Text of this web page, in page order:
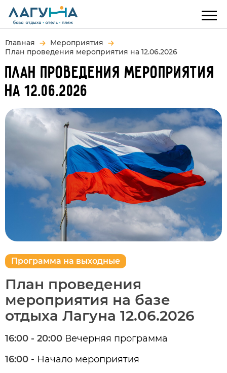
Главная
Мероприятия
План проведения мероприятия на 12.06.2026
ПЛАН ПРОВЕДЕНИЯ МЕРОПРИЯТИЯ
НА 12.06.2026
Программа на выходные
План проведения
мероприятия на базе
отдыха Лагуна 12.06.2026
16:00 - 20:00 Вечерняя программа
16:00 - Начало мероприятия